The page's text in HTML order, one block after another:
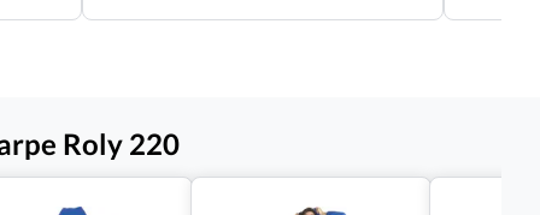
Roly 220